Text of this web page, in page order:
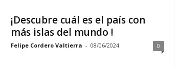
¡Descubre cuál es el país con
más islas del mundo !
Felipe Cordero Valtierra - 08/06/2024 0